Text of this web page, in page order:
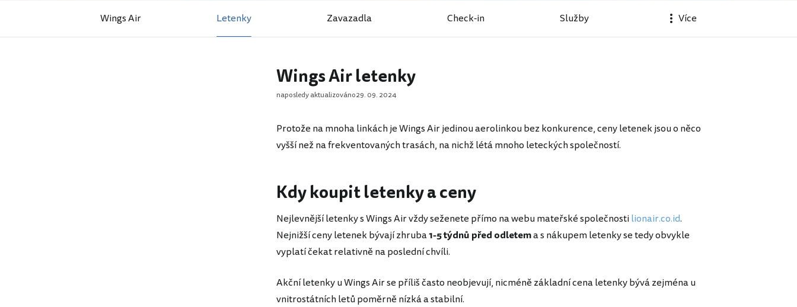
Wings Air Letenky Zavazadla Check-in Služby Více
Wings Air letenky
naposledy aktualizováno29. 09. 2024
Protože na mnoha linkách je Wings Air jedinou aerolinkou bez konkurence, ceny letenek jsou o něco
vyšší než na frekventovaných trasách, na nichž létá mnoho leteckých společností.
Kdy koupit letenky a ceny
Nejlevnější letenky s Wings Air vždy seženete přímo na webu mateřské společnostilionair.co.id.
Nejnižší ceny letenek bývají zhruba1-5 týdnů před odletema s nákupem letenky se tedy obvykle
vyplatí čekat relativně na poslední chvíli.
Akční letenky u Wings Air se příliš často neobjevují, nicméně základní cena letenky bývá zejména u
vnitrostátních letů poměrně nízká a stabilní.